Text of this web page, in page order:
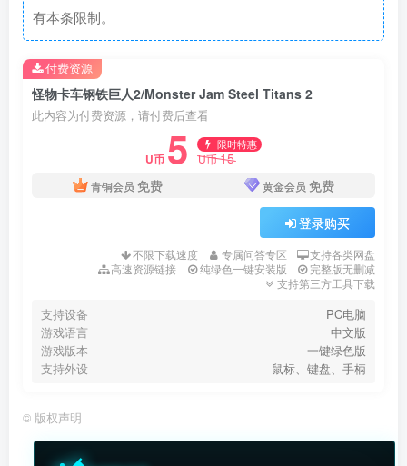
有本条限制。
怪物卡车钢铁巨人2/Monster Jam Steel Titans 2
此内容为付费资源，请付费后查看
U币 5 限时特惠
U币15
青铜会员 免费 黄金会员 免费
登录购买
不限下载速度 专属问答专区
支持各类网盘
高速资源链接
纯绿色一键安装版
完整版无删减
支持第三方工具下载
支持设备
PC电脑
游戏语言
中文版
游戏版本
一键绿色版
支持外设
鼠标、键盘、手柄
付费资源
© 版权声明